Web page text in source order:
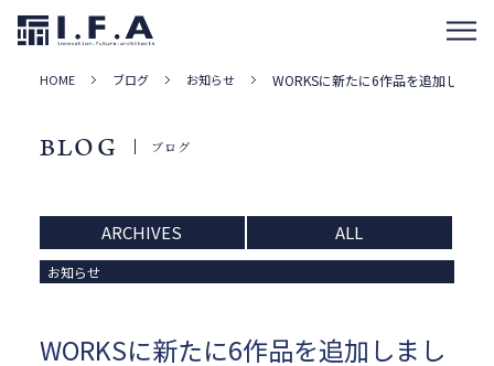
HOME ブログ お知らせ WORKSに新たに6作品を追加しまし
BLOG ブログ
ARCHIVES ALL
お知らせ
WORKSに新たに6作品を追加しまし